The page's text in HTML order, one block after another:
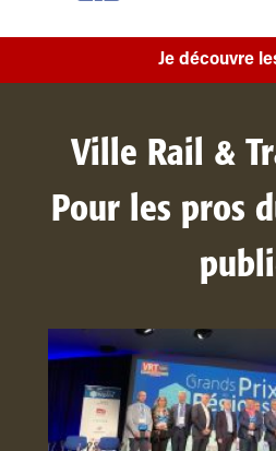
Je découvre
Ville Rail &
Pour les pros